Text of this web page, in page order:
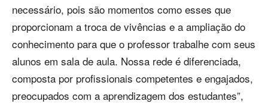
necessário, pois são momentos como esses que
proporcionam a troca de vivências e a ampliação do
conhecimento para que o professor trabalhe com seus
alunos em sala de aula. Nossa rede é diferenciada,
composta por profissionais competentes e engajados,
preocupados com a aprendizagem dos estudantes”,